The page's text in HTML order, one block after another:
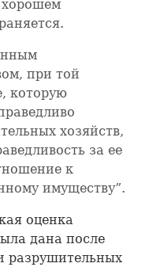
при той
которую
хозяйств,
за ее
к
имуществу”.
оценка
дана после
разрушительных